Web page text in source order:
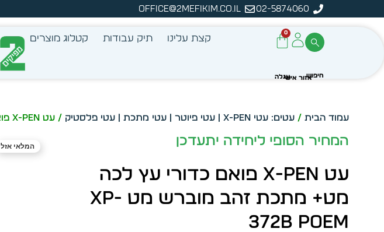
02-5874060
office@2mefikim.co.il
הזמן מיידית מתוך מלאי קיים
0
קצת עלינו תיק עבודות קטלוג מוצרים
עמוד הבית /עטים: עטי X-PEN | עטי פיוטר | עטי מתכת | עטי פלסטיק / עט X-Pen פואם כדורי עץ לכה מט+ מתכת זהב מוברש מט XP-372b POEM
עט X-Pen פואם כדורי עץ לכה
מט+ מתכת זהב מוברש מט XP-
372b POEM
המחיר הסופי ליחידה יתעדכן המלאי אזל